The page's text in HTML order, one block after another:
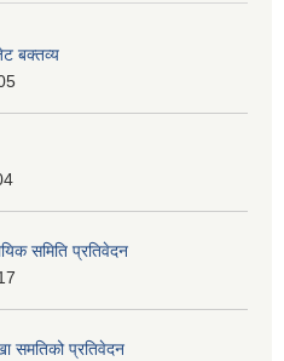
बक्तव्य
समिति प्रतिवेदन
समतिको प्रतिवेदन